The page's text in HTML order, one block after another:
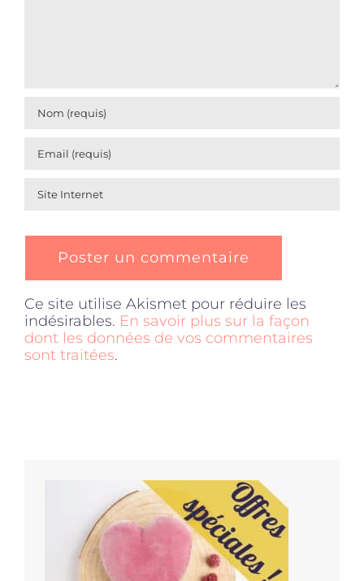
Ce site utilise Akismet pour réduire les
indésirables. En savoir plus sur la façon
dont les données de vos commentaires
sont traitées.